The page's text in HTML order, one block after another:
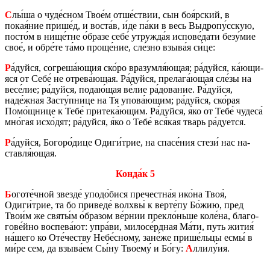
Слы́ша о чуде́сном Твое́м отше́ствии, сын боя́рский, в
покая́ние прише́д, и воста́в, и́де па́ки в весь Выд­ро­пу́сскую,
посто́м в нище́тне о́бразе себе́ утруж­да́я ис­по­ве́дати безу́мие
свое́, и обре́те та́мо проще́ние, сле́зно взыва́я си́це:
Ра́дуйся, со­гре­ша́ющия ско́ро вра­зум­ля́ющая; ра́дуйся, ка́ющи­
я­ся от Себе́ не отре­ва́ющая. Ра́дуйся, пре­ла­га́ющая сле́зы на
весе́лие; ра́дуйся, подаю́щая ве́лие ра́до­ва­ние. Ра́дуйся,
наде́жная Засту́пнице на Тя упова́ющим; ра́дуйся, ско́рая
Помо́щнице к Тебе́ при­те­ка́ющим. Ра́дуйся, я́ко от Тебе́ чу­де­са́
мно́гая исхо́дят; ра́дуйся, я́ко о Тебе́ вся́кая тварь ра́ду­ет­ся.
Ра́дуйся, Бо­го­ро́дице Одиги́трие, на спасе́ния стези́ нас на­
став­ля́ющая.
Конда́к 5
Боготе́чной звез­де́ уподо́бися пре­чест­на́я ико́на Твоя́,
Одиги́трие, та бо при­ве­де́ волх­вы́ к верте́пу Бо́жию, пред
Твои́м же святы́м о́бра­зом ве́рнии прек­ло́ньше коле́на, бла­го­
го­ве́йно вос­пе­ва́ют: упра́ви, ми­ло­се́рдная Ма́ти, путь жития́
на́шего ко Оте́че­ству Небе́сному, зане́же прише́льцы есмы́ в
ми́ре сем, да взыва́ем Сы́ну Тво­е­му́ и Бо́гу: Аллилу́ия.